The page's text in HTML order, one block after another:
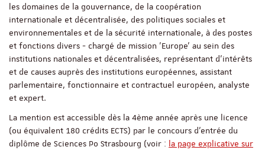
les domaines de la gouvernance, de la coopération
internationale et décentralisée, des politiques sociales et
environnementales et de la sécurité internationale, à des postes
et fonctions divers - chargé de mission 'Europe' au sein des
institutions nationales et décentralisées, représentant d'intérêts
et de causes auprès des institutions européennes, assistant
parlementaire, fonctionnaire et contractuel européen, analyste
et expert.
La mention est accessible dès la 4ème année après une licence
(ou équivalent 180 crédits ECTS) par le concours d'entrée du
diplôme de Sciences Po Strasbourg (voir : la page explicative sur